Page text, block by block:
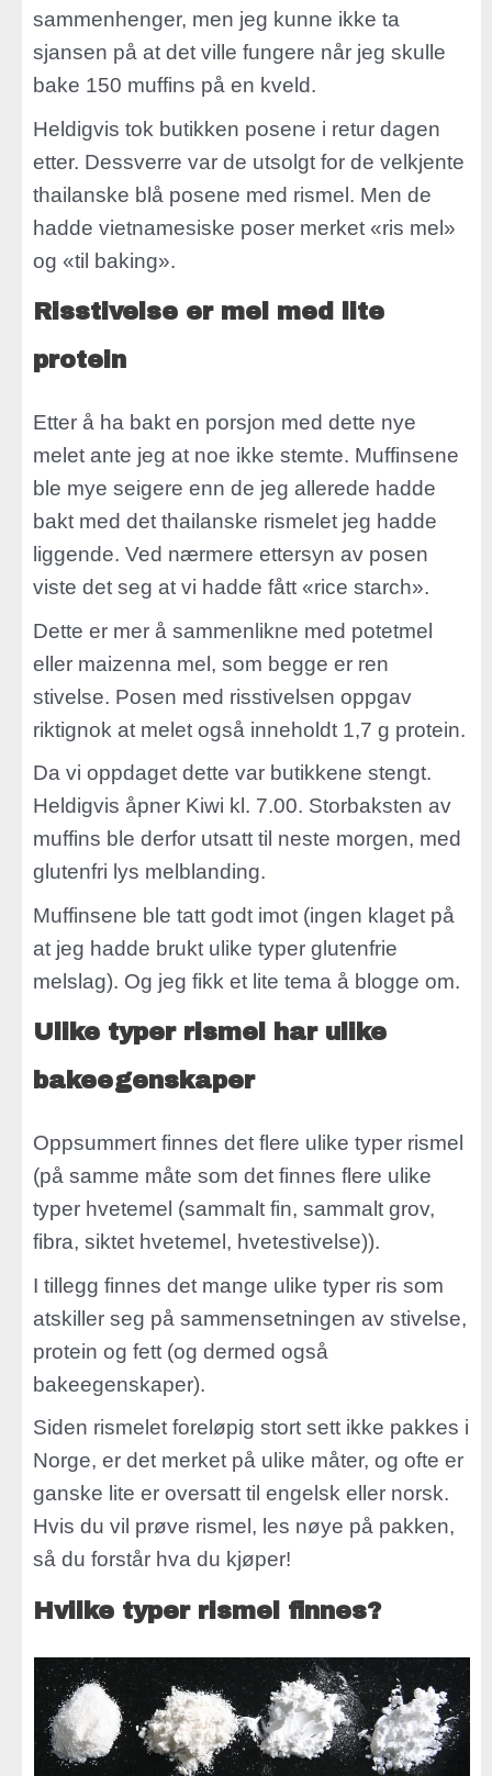
sammenhenger, men jeg kunne ikke ta
sjansen på at det ville fungere når jeg skulle
bake 150 muffins på en kveld.
Heldigvis tok butikken posene i retur dagen
etter. Dessverre var de utsolgt for de velkjente
thailanske blå posene med rismel. Men de
hadde vietnamesiske poser merket «ris mel»
og «til baking».
Risstivelse er mel med lite
protein
Etter å ha bakt en porsjon med dette nye
melet ante jeg at noe ikke stemte. Muffinsene
ble mye seigere enn de jeg allerede hadde
bakt med det thailanske rismelet jeg hadde
liggende. Ved nærmere ettersyn av posen
viste det seg at vi hadde fått «rice starch».
Dette er mer å sammenlikne med potetmel
eller maizenna mel, som begge er ren
stivelse. Posen med risstivelsen oppgav
riktignok at melet også inneholdt 1,7 g protein.
Da vi oppdaget dette var butikkene stengt.
Heldigvis åpner Kiwi kl. 7.00. Storbaksten av
muffins ble derfor utsatt til neste morgen, med
glutenfri lys melblanding.
Muffinsene ble tatt godt imot (ingen klaget på
at jeg hadde brukt ulike typer glutenfrie
melslag). Og jeg fikk et lite tema å blogge om.
Ulike typer rismel har ulike
bakeegenskaper
Oppsummert finnes det flere ulike typer rismel
(på samme måte som det finnes flere ulike
typer hvetemel (sammalt fin, sammalt grov,
fibra, siktet hvetemel, hvetestivelse)).
I tillegg finnes det mange ulike typer ris som
atskiller seg på sammensetningen av stivelse,
protein og fett (og dermed også
bakeegenskaper).
Siden rismelet foreløpig stort sett ikke pakkes i
Norge, er det merket på ulike måter, og ofte er
ganske lite er oversatt til engelsk eller norsk.
Hvis du vil prøve rismel, les nøye på pakken,
så du forstår hva du kjøper!
Hvilke typer rismel finnes?